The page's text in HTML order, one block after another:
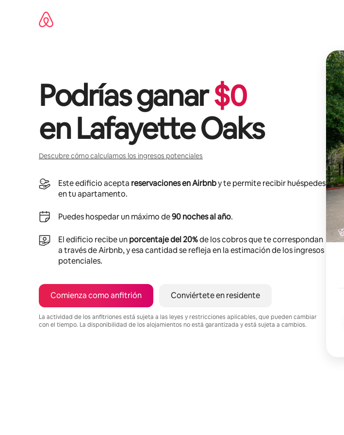
Podrías ganar$0
enLafayette Oaks
Descubre cómo calculamos los ingresos potenciales
Este edificio acepta reservaciones en Airbnby te permite recibir huéspedes
en tu apartamento.
Puedes hospedar un máximo de90 noches al año.
El edificio recibe unporcentaje del 20%de los cobros que te correspondan
a través de Airbnb, y esa cantidad se refleja en la estimación de los ingresos
potenciales.
Comienza como anfitrión Conviértete en residente
La actividad de los anfitriones está sujeta a las leyes y restricciones aplicables, que pueden cambiar
con el tiempo. La disponibilidad de los alojamientos no está garantizada y está sujeta a cambios.